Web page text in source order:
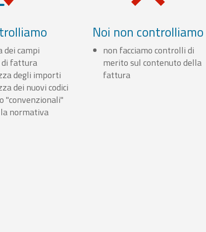
dei campi
fattura
degli importi
dei nuovi codici
"convenzionali"
normativa
Noi non controlliamo
non facciamo controlli di
merito sul contenuto della
fattura